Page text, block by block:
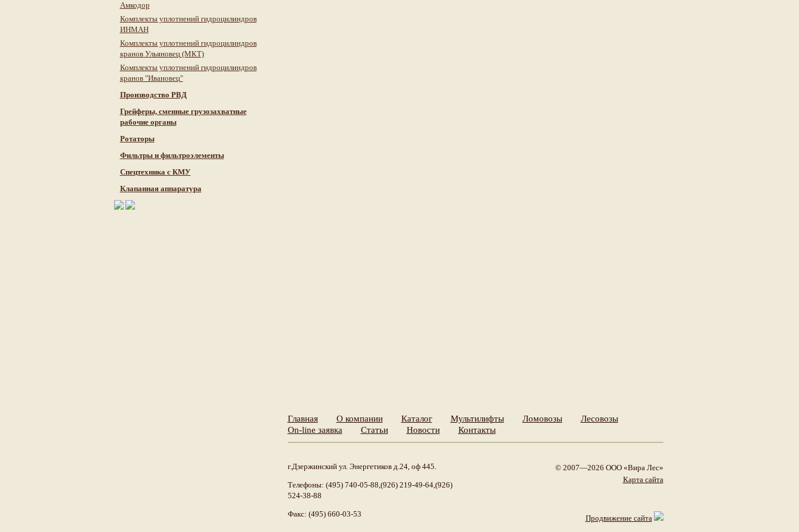
Амкодор
Комплекты уплотнений гидроцилиндров
ИНМАН
Комплекты уплотнений гидроцилиндров
кранов Ульяновец (МКТ)
Комплекты уплотнений гидроцилиндров
кранов "Ивановец"
Производство РВД
Грейферы, сменные грузозахватные
рабочие органы
Ротаторы
Фильтры и фильтроэлементы
Cпецтехника с КМУ
Клапанная аппаратура
Главная О компании Каталог Мультилифты Ломовозы
Лесовозы
On-line заявка
Статьи Новости Контакты
г.Дзержинский ул. Энергетиков д.24, оф 445.
Телефоны: (495) 740-05-88,(926) 219-49-64,(926)
524-38-88
Факс: (495) 660-03-53
© 2007—2026 ООО «Вира Лес»
Карта сайта
Продвижение сайта